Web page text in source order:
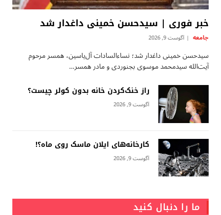
خبر فوری | سیدحسن خمینی داغدار شد
جامعه آگوست 9, 2026
سیدحسن خمینی داغدار شد؛ نساءالسادات آل‌یاسین، همسر مرحوم
آیت‌الله سیدمحمد موسوی بجنوردی و مادر همسر…
راز خنک‌کردن خانه بدون کولر چیست؟
آگوست 9, 2026
کارخانه‌های ایلان ماسک روی ماه؟!
آگوست 9, 2026
ما را دنبال کنید